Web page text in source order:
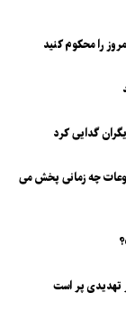
را محکوم کنید
گدایی کرد
چه زمانی پخش می
تهدیدی پر است